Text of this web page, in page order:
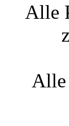
Alle
Alle